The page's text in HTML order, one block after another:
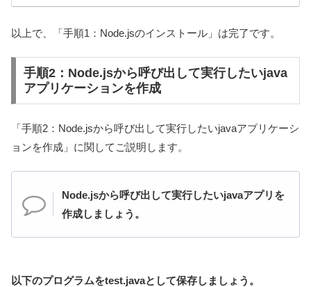
以上で、「手順1：Node.jsのインストール」は完了です。
手順2：Node.jsから呼び出して実行したいjava
アプリケーションを作成
「手順2：Node.jsから呼び出して実行したいjavaアプリケーシ
ョンを作成」に関してご説明します。
Node.jsから呼び出して実行したいjavaアプリを
作成しましょう。
以下のプログラムをtest.javaとして保存しましょう。